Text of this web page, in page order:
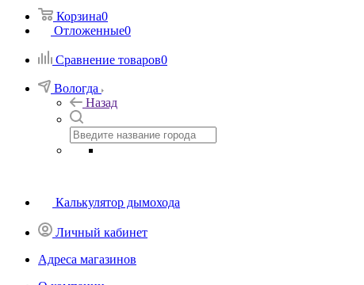
Корзина0
Отложенные0
Сравнение товаров0
Вологда
Назад
Калькулятор дымохода
Личный кабинет
Адреса магазинов